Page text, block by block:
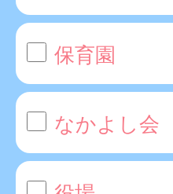
保育園
なかよし会